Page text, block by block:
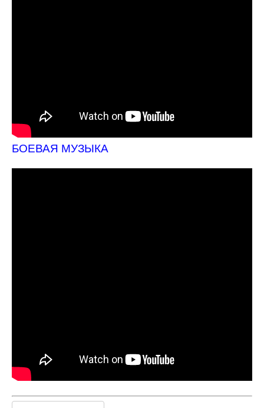
БОЕВАЯ МУЗЫКА